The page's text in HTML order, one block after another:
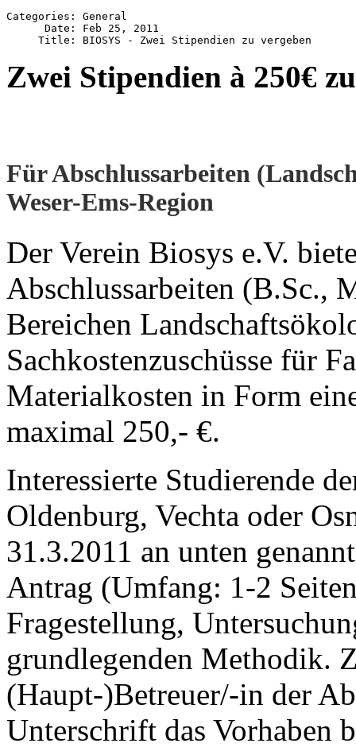
Categories: General
      Date: Feb 25, 2011
Zwei Stipendien à 250€
Für Abschlussarbeiten
Weser-Ems-Region
Der Verein Biosys e.V.
Abschlussarbeiten (B.Sc.,
Bereichen
Sachkostenzuschüsse für
Materialkosten in Form
maximal 250,- €.
Interessierte Studierende
Oldenburg, Vechta oder
31.3.2011 an unten
Antrag (Umfang: 1-2
Fragestellung,
grundlegenden Methodik.
(Haupt-)Betreuer/-in der
Unterschrift das Vorhaben